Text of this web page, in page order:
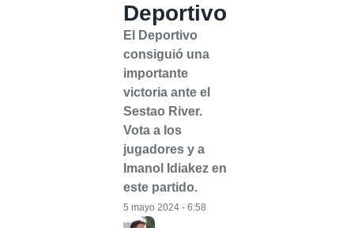
Deportivo
El Deportivo
consiguió una
importante
victoria ante el
Sestao River.
Vota a los
jugadores y a
Imanol Idiakez en
este partido.
5 mayo 2024 - 6:58